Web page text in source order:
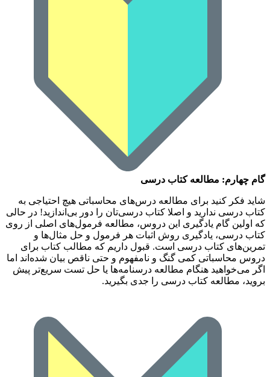
گام چهارم: مطالعه کتاب درسی
شاید فکر کنید برای مطالعه درس‌های محاسباتی هیچ احتیاجی به
کتاب درسی ندارید و اصلا کتاب درسی‌تان را دور بی‌اندازید! در حالی
که اولین گام یادگیری این دروس، مطالعه فرمول‌های اصلی از روی
کتاب درسی، یادگیری روش اثبات هر فرمول و حل مثال‌ها و
تمرین‌های کتاب درسی است. قبول داریم که مطالب کتاب برای
دروس محاسباتی کمی گنگ و نامفهوم و حتی ناقص بیان شده‌اند اما
اگر می‌خواهید هنگام مطالعه درسنامه‌ها یا حل تست سریع‌تر پیش
بروید، مطالعه کتاب درسی را جدی بگیرید.